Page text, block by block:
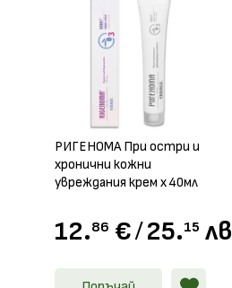
РИГЕНОМА При остри и
хронични кожни
увреждания крем х 40мл
12.86 €/25.15 лв.